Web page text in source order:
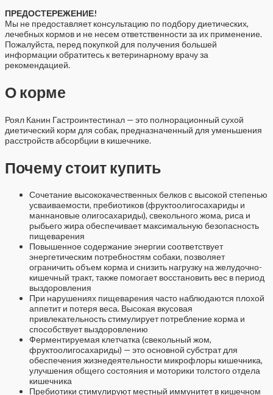
ПРЕДОСТЕРЕЖЕНИЕ!
Мы не предоставляет консультацию по подбору диетических,
лечебных кормов и не несем ответственности за их применение.
Пожалуйста, перед покупкой для получения большей
информации обратитесь к ветеринарному врачу за
рекомендацией.
О корме
Роял Канин Гастроинтестинал — это полнорационный сухой
диетический корм для собак, предназначенный для уменьшения
расстройств абсорбции в кишечнике.
Почему стоит купить
Сочетание высококачественных белков с высокой степенью
усваиваемости, пребиотиков (фруктоолигосахариды и
маннановые олигосахариды), свекольного жома, риса и
рыбьего жира обеспечивает максимальную безопасность
пищеварения
Повышенное содержание энергии соответствует
энергетическим потребностям собаки, позволяет
ограничить объем корма и снизить нагрузку на желудочно-
кишечный тракт, также помогает восстановить вес в период
выздоровления
При нарушениях пищеварения часто наблюдаются плохой
аппетит и потеря веса. Высокая вкусовая
привлекательность стимулирует потребление корма и
способствует выздоровлению
Ферментируемая клетчатка (свекольный жом,
фруктоолигосахариды) — это основной субстрат для
обеспечения жизнедеятельности микрофлоры кишечника,
улучшения общего состояния и моторики толстого отдела
кишечника
Пребиотики стимулируют местный иммунитет в кишечном